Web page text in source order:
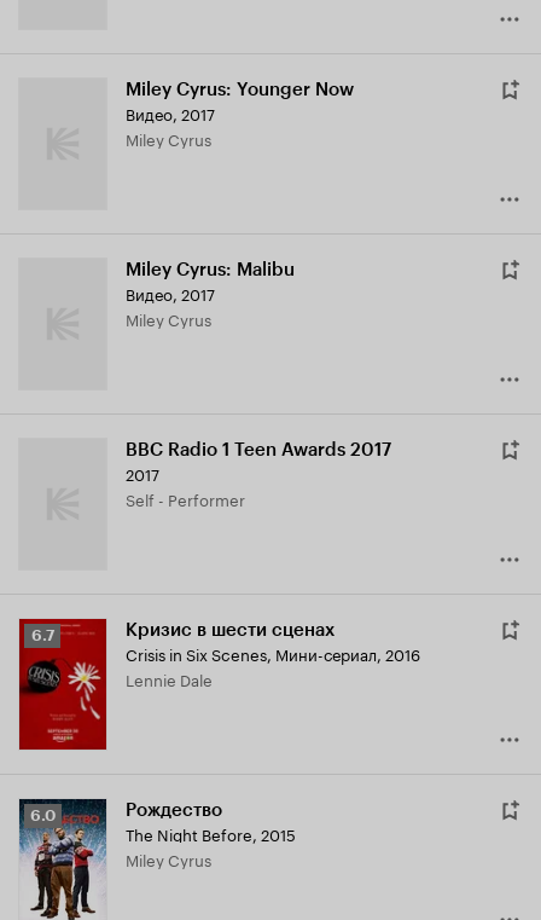
Miley Cyrus: Younger Now
Видео, 2017
Miley Cyrus
Miley Cyrus: Malibu
Видео, 2017
Miley Cyrus
BBC Radio 1 Teen Awards 2017
2017
Self - Performer
Рейтинг
Кинопоиска
6.7
6.7 Кризис в шести сценах
Crisis in Six Scenes, Мини-сериал, 2016
Lennie Dale
Рейтинг
Кинопоиска
6.0
6.0 Рождество
The Night Before, 2015
Miley Cyrus